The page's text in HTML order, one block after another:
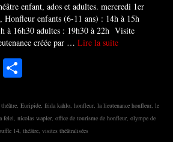
enfant, ados et adultes. mercredi 1er
Honfleur enfants (6-11 ans) : 14h à 15h
à 16h30 adultes : 19h30 à 22h Visite
créée par … Lire la suite
Email
, Euripide, frida kahlo, honfleur, la lieutenance honfleur, le
felei, nicolas wapler, office de tourisme de honfleur, olympe de
14, théâtre, visites théâtralisées